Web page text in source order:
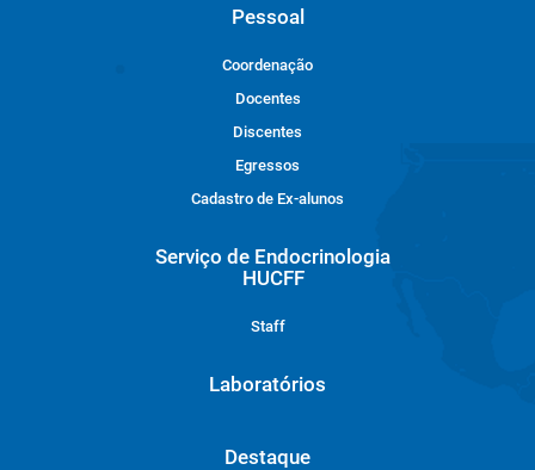
Pessoal
Coordenação
Docentes
Discentes
Egressos
Cadastro de Ex-alunos
Serviço de Endocrinologia
HUCFF
Staff
Laboratórios
Destaque